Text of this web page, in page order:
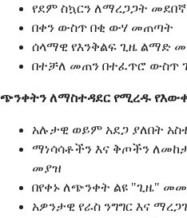
የደም ስኳርን ለማረጋጋት
በቀን ውስጥ በቂ ውሃ መጠጣት
ሰላማዊ የእንቅልፍ ጊዜ ልማድ
በተቻለ መጠን በተፈጥሮ ውስጥ
ጭንቀትን ለማስተዳደር የሚረዱ
አሉታዊ ወይም አደጋ ያለበት
ማነሳሳቶችን እና ቅጦችን
መያዝ
በየቀኑ ለጭንቀት ልዩ "ጊዜ"
አዎንታዊ የራስ ንግግር እና